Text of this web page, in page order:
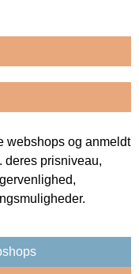
webshops og anmeldt
deres prisniveau,